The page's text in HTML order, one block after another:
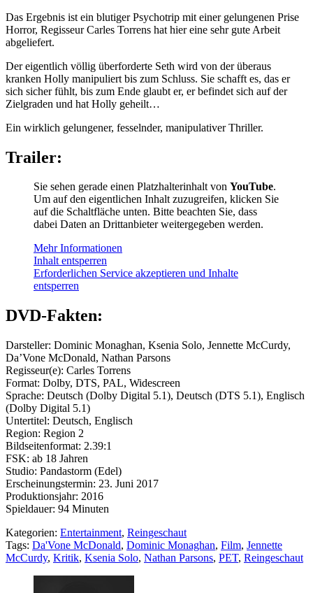
Das Ergebnis ist ein blutiger Psychotrip mit einer gelungenen Prise
Horror, Regisseur Carles Torrens hat hier eine sehr gute Arbeit
abgeliefert.
Der eigentlich völlig überforderte Seth wird von der überaus
kranken Holly manipuliert bis zum Schluss. Sie schafft es, das er
sich sicher fühlt, bis zum Ende glaubt er, er befindet sich auf der
Zielgraden und hat Holly geheilt…
Ein wirklich gelungener, fesselnder, manipulativer Thriller.
Trailer:
Sie sehen gerade einen Platzhalterinhalt von YouTube.
Um auf den eigentlichen Inhalt zuzugreifen, klicken Sie
auf die Schaltfläche unten. Bitte beachten Sie, dass
dabei Daten an Drittanbieter weitergegeben werden.
Mehr Informationen
Inhalt entsperren
Erforderlichen Service akzeptieren und Inhalte
entsperren
DVD-Fakten:
Darsteller: Dominic Monaghan, Ksenia Solo, Jennette McCurdy,
Da’Vone McDonald, Nathan Parsons
Regisseur(e): Carles Torrens
Format: Dolby, DTS, PAL, Widescreen
Sprache: Deutsch (Dolby Digital 5.1), Deutsch (DTS 5.1), Englisch
(Dolby Digital 5.1)
Untertitel: Deutsch, Englisch
Region: Region 2
Bildseitenformat: 2.39:1
FSK: ab 18 Jahren
Studio: Pandastorm (Edel)
Erscheinungstermin: 23. Juni 2017
Produktionsjahr: 2016
Spieldauer: 94 Minuten
Kategorien: Entertainment, Reingeschaut
Tags: Da'Vone McDonald, Dominic Monaghan, Film, Jennette
McCurdy, Kritik, Ksenia Solo, Nathan Parsons, PET, Reingeschaut